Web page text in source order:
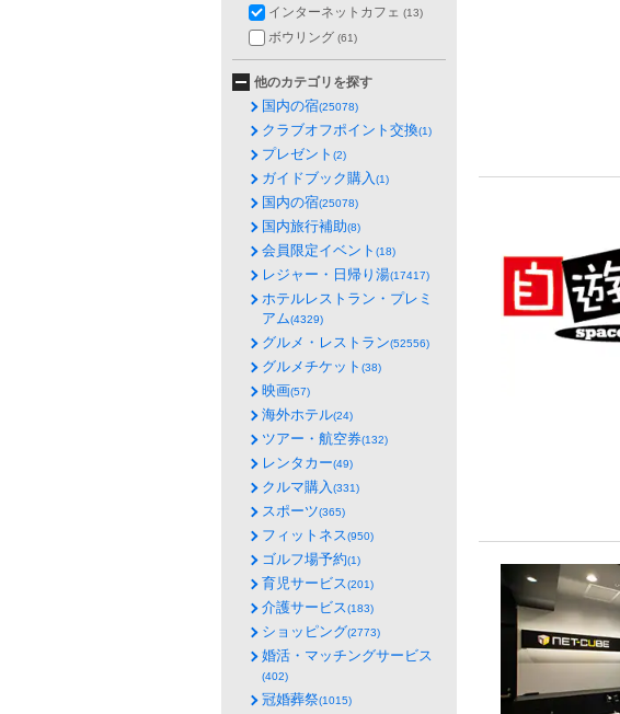
インターネットカフェ (13)
ボウリング (61)
他のカテゴリを探す
国内の宿(25078)
クラブオフポイント交換(1)
プレゼント (2)
ガイドブック購入(1)
国内の宿(25078)
国内旅行補助(8)
会員限定イベント (18)
レジャー・日帰り湯(17417)
ホテルレストラン・プレミ
アム(4329)
グルメ・レストラン(52556)
グルメチケット (38)
映画(57)
海外ホテル(24)
ツアー・航空券(132)
レンタカー(49)
クルマ購入(331)
スポーツ(365)
フィットネス(950)
ゴルフ場予約(1)
育児サービス(201)
介護サービス(183)
ショッピング(2773)
婚活・マッチングサービス
(402)
冠婚葬祭(1015)